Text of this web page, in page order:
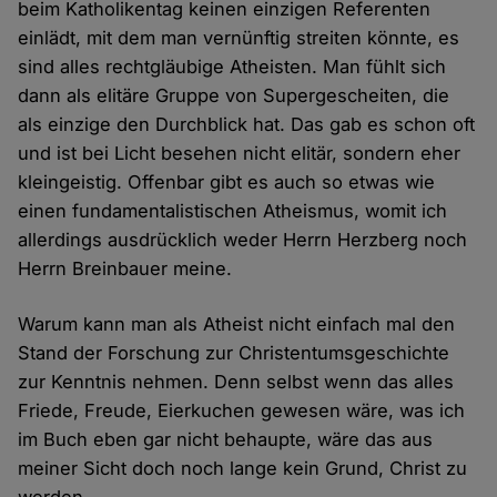
beim Katholikentag keinen einzigen Referenten
einlädt, mit dem man vernünftig streiten könnte, es
sind alles rechtgläubige Atheisten. Man fühlt sich
dann als elitäre Gruppe von Supergescheiten, die
als einzige den Durchblick hat. Das gab es schon oft
und ist bei Licht besehen nicht elitär, sondern eher
kleingeistig. Offenbar gibt es auch so etwas wie
einen fundamentalistischen Atheismus, womit ich
allerdings ausdrücklich weder Herrn Herzberg noch
Herrn Breinbauer meine.
Warum kann man als Atheist nicht einfach mal den
Stand der Forschung zur Christentumsgeschichte
zur Kenntnis nehmen. Denn selbst wenn das alles
Friede, Freude, Eierkuchen gewesen wäre, was ich
im Buch eben gar nicht behaupte, wäre das aus
meiner Sicht doch noch lange kein Grund, Christ zu